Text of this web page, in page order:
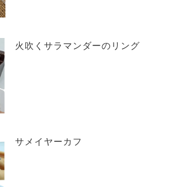
火吹くサラマンダーのリング
サメイヤーカフ